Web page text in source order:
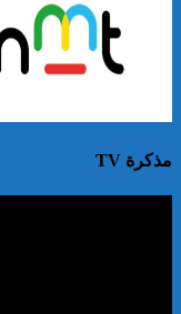
مذكرة TV